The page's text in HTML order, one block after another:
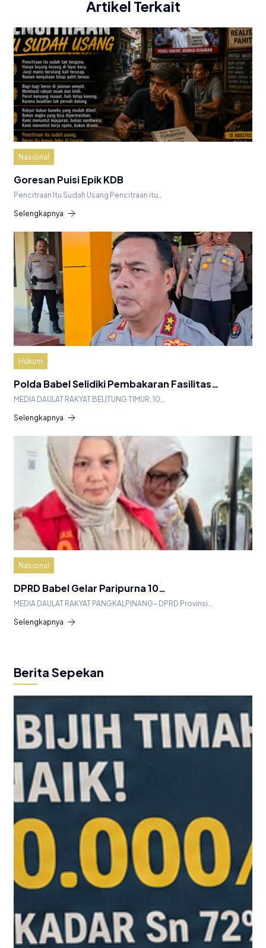
Artikel Terkait
Nasional
Goresan Puisi Epik KDB
Pencitraan Itu Sudah Usang Pencitraan itu…
Selengkapnya
Hukum
Polda Babel Selidiki Pembakaran Fasilitas…
MEDIA DAULAT RAKYAT BELITUNG TIMUR, 10…
Selengkapnya
Nasional
DPRD Babel Gelar Paripurna 10…
MEDIA DAULAT RAKYAT PANGKALPINANG– DPRD Provinsi…
Selengkapnya
Berita Sepekan